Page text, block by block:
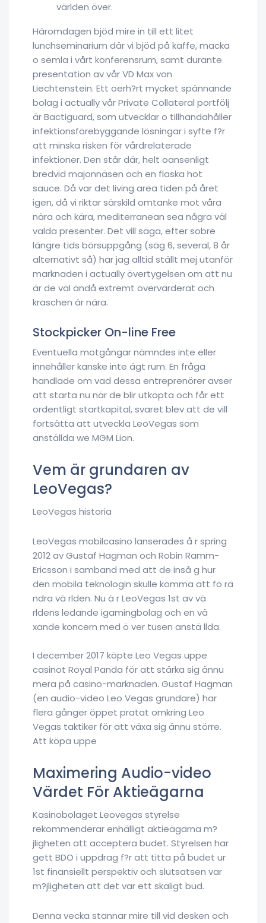
världen över.
Häromdagen bjöd mire in till ett litet
lunchseminarium där vi bjöd på kaffe, macka
o semla i vårt konferensrum, samt durante
presentation av vår VD Max von
Liechtenstein. Ett oerh?rt mycket spännande
bolag i actually vår Private Collateral portfölj
är Bactiguard, som utvecklar o tillhandahåller
infektionsförebyggande lösningar i syfte f?r
att minska risken för vårdrelaterade
infektioner. Den står där, helt oansenligt
bredvid majonnäsen och en flaska hot
sauce. Då var det living area tiden på året
igen, då vi riktar särskild omtanke mot våra
nära och kära, mediterranean sea några väl
valda presenter. Det vill säga, efter sobre
längre tids börsuppgång (säg 6, several, 8 år
alternativt så) har jag alltid ställt mej utanför
marknaden i actually övertygelsen om att nu
är de väl ändå extremt övervärderat och
kraschen är nära.
Stockpicker On-line Free
Eventuella motgångar nämndes inte eller
innehåller kanske inte ägt rum. En fråga
handlade om vad dessa entreprenörer avser
att starta nu när de blir utköpta och får ett
ordentligt startkapital, svaret blev att de vill
fortsätta att utveckla LeoVegas som
anställda we MGM Lion.
Vem är grundaren av
LeoVegas?
LeoVegas historia
LeoVegas mobilcasino lanserades å r spring
2012 av Gustaf Hagman och Robin Ramm-
Ericsson i samband med att de inså g hur
den mobila teknologin skulle komma att fö rä
ndra vä rlden. Nu ä r LeoVegas 1st av vä
rldens ledande igamingbolag och en vä
xande koncern med ö ver tusen anstä llda.
I december 2017 köpte Leo Vegas uppe
casinot Royal Panda för att stärka sig ännu
mera på casino-marknaden. Gustaf Hagman
(en audio-video Leo Vegas grundare) har
flera gånger öppet pratat omkring Leo
Vegas taktiker för att växa sig ännu större.
Att köpa uppe
Maximering Audio-video
Värdet För Aktieägarna
Kasinobolaget Leovegas styrelse
rekommenderar enhälligt aktieägarna m?
jligheten att acceptera budet. Styrelsen har
gett BDO i uppdrag f?r att titta på budet ur
1st finansiellt perspektiv och slutsatsen var
m?jligheten att det var ett skäligt bud.
Denna vecka stannar mire till vid desken och